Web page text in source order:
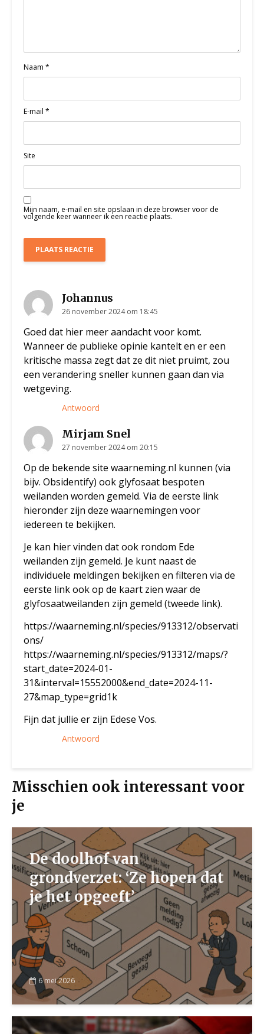
Naam *
E-mail *
Site
Mijn naam, e-mail en site opslaan in deze browser voor de
volgende keer wanneer ik een reactie plaats.
Johannus
26 november 2024 om 18:45
Goed dat hier meer aandacht voor komt.
Wanneer de publieke opinie kantelt en er een
kritische massa zegt dat ze dit niet pruimt, zou
een verandering sneller kunnen gaan dan via
wetgeving.
Antwoord
Mirjam Snel
27 november 2024 om 20:15
Op de bekende site waarneming.nl kunnen (via
bijv. Obsidentify) ook glyfosaat bespoten
weilanden worden gemeld. Via de eerste link
hieronder zijn deze waarnemingen voor
iedereen te bekijken.
Je kan hier vinden dat ook rondom Ede
weilanden zijn gemeld. Je kunt naast de
individuele meldingen bekijken en filteren via de
eerste link ook op de kaart zien waar de
glyfosaatweilanden zijn gemeld (tweede link).
https://waarneming.nl/species/913312/observati
ons/
https://waarneming.nl/species/913312/maps/?
start_date=2024-01-
31&interval=15552000&end_date=2024-11-
27&map_type=grid1k
Fijn dat jullie er zijn Edese Vos.
Antwoord
Misschien ook interessant voor
je
De doolhof van
grondverzet: ‘Ze hopen dat
je het opgeeft’
6 mei 2026